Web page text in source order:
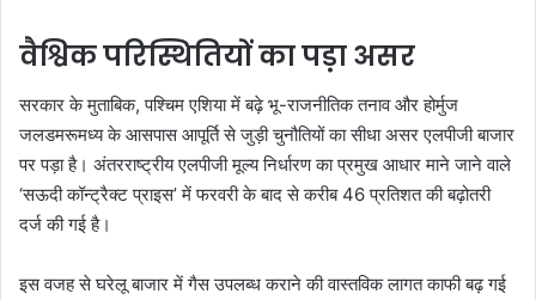
वैश्विक परिस्थितियों का पड़ा असर
सरकार के मुताबिक, पश्चिम एशिया में बढ़े भू-राजनीतिक तनाव और होर्मुज
जलडमरूमध्य के आसपास आपूर्ति से जुड़ी चुनौतियों का सीधा असर एलपीजी बाजार
पर पड़ा है। अंतरराष्ट्रीय एलपीजी मूल्य निर्धारण का प्रमुख आधार माने जाने वाले
‘सऊदी कॉन्ट्रैक्ट प्राइस’ में फरवरी के बाद से करीब 46 प्रतिशत की बढ़ोतरी
दर्ज की गई है।
इस वजह से घरेलू बाजार में गैस उपलब्ध कराने की वास्तविक लागत काफी बढ़ गई